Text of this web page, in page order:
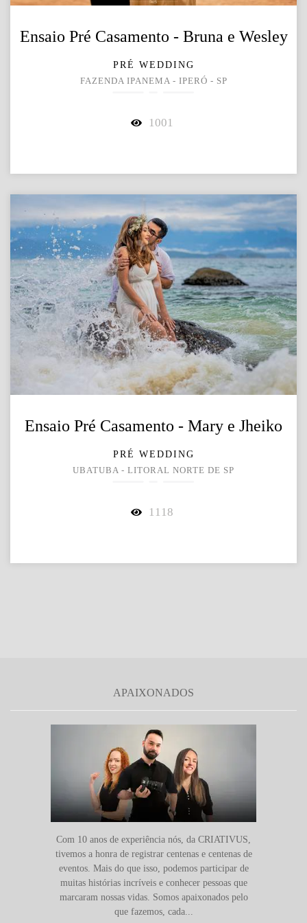
Ensaio Pré Casamento - Bruna e Wesley
PRÉ WEDDING
FAZENDA IPANEMA - IPERÓ - SP
1001
Ensaio Pré Casamento - Mary e Jheiko
PRÉ WEDDING
UBATUBA - LITORAL NORTE DE SP
1118
APAIXONADOS
Com 10 anos de experiência nós, da CRIATIVUS,
tivemos a honra de registrar centenas e centenas de
eventos. Mais do que isso, podemos participar de
muitas histórias incríveis e conhecer pessoas que
marcaram nossas vidas. Somos apaixonados pelo
que fazemos, cada...